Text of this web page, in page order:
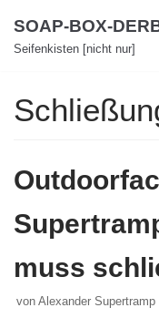
Zum
Inhalt
SOAP-BOX-
Seifenkisten [nicht nur]
muss
von Alexander Supertramp